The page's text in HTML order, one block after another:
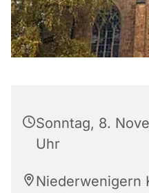
Sonntag, 8.
Uhr
Niederwenigern